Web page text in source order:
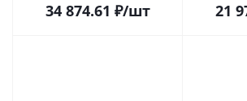
34 874.61 ₽/шт 21